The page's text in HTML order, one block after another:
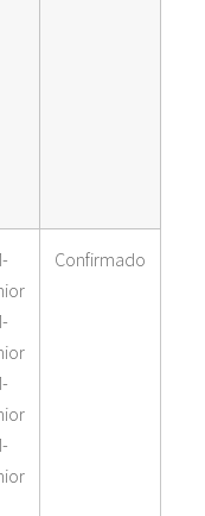
Confirmado